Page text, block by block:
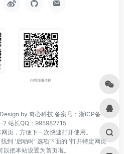
扫码加微信群
Design by 奇心科技 备案号：浙ICP备
2 站长QQ：995982715
页，方便下一次快速打开使用。
到 '启动时' 选项下面的 '打开特定网页
把本站设置为首页啦。